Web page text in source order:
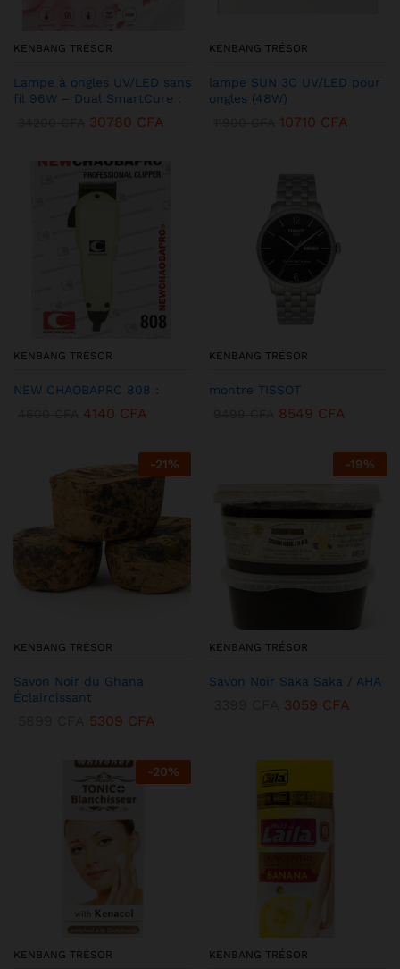
KENBANG TRÉSOR
Lampe à ongles UV/LED sans
fil 96W – Dual SmartCure :
30780 CFA
KENBANG TRÉSOR
lampe SUN 3C UV/LED pour
ongles (48W)
10710 CFA
KENBANG TRÉSOR
NEW CHAOBAPRC 808 :
4140 CFA
KENBANG TRÉSOR
montre TISSOT
8549 CFA
-21%
KENBANG TRÉSOR
Savon Noir du Ghana
Éclaircissant
5309 CFA
-19%
KENBANG TRÉSOR
Savon Noir Saka Saka / AHA
3059 CFA
-20%
KENBANG TRÉSOR KENBANG TRÉSOR